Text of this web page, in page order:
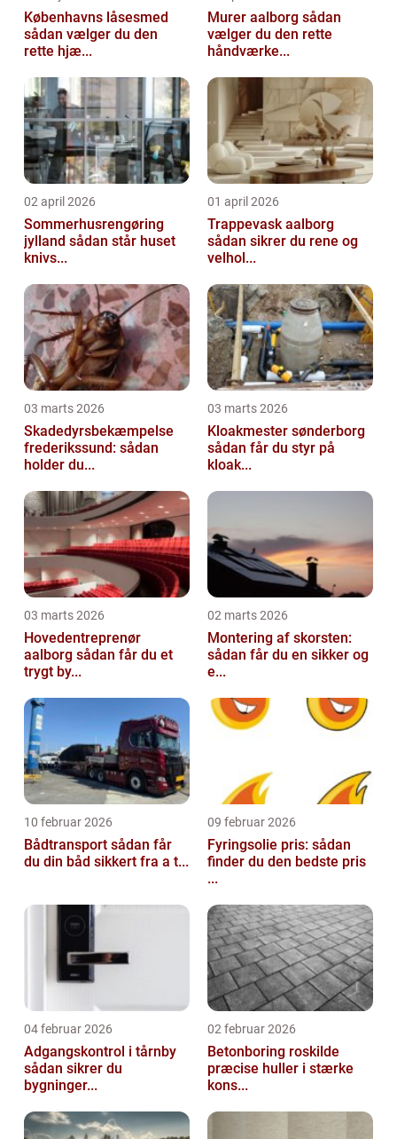
Københavns låsesmed
sådan vælger du den
rette hjæ...
Murer aalborg sådan
vælger du den rette
håndværke...
02 april 2026
Sommerhusrengøring
jylland sådan står huset
knivs...
01 april 2026
Trappevask aalborg
sådan sikrer du rene og
velhol...
03 marts 2026
Skadedyrsbekæmpelse
frederikssund: sådan
holder du...
03 marts 2026
Kloakmester sønderborg
sådan får du styr på
kloak...
03 marts 2026
Hovedentreprenør
aalborg sådan får du et
trygt by...
02 marts 2026
Montering af skorsten:
sådan får du en sikker og
e...
10 februar 2026
Bådtransport sådan får
du din båd sikkert fra a t...
09 februar 2026
Fyringsolie pris: sådan
finder du den bedste pris
...
04 februar 2026
Adgangskontrol i tårnby
sådan sikrer du
bygninger...
02 februar 2026
Betonboring roskilde
præcise huller i stærke
kons...